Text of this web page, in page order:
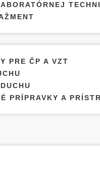
PRE ČP A VZT
PRÍPRAVKY A